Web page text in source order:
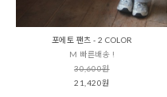
포에토 팬츠 - 2 COLOR
M 빠른배송 !
30,600원
21,420원